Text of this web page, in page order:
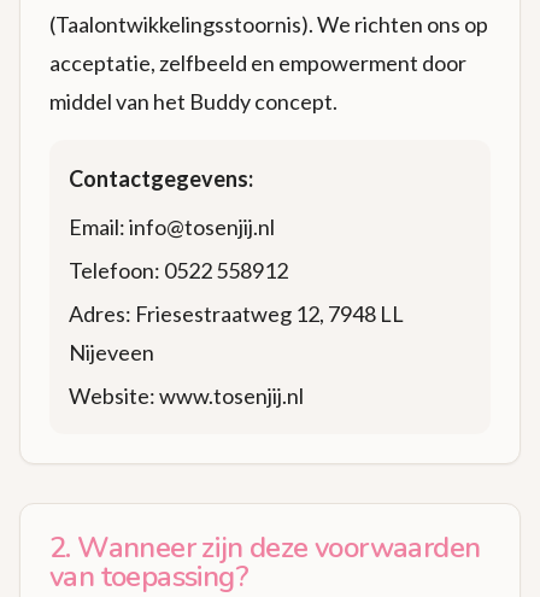
(Taalontwikkelingsstoornis). We richten ons op
acceptatie, zelfbeeld en empowerment door
middel van het Buddy concept.
Contactgegevens:
Email: info@tosenjij.nl
Telefoon: 0522 558912
Adres: Friesestraatweg 12, 7948 LL
Nijeveen
Website: www.tosenjij.nl
2. Wanneer zijn deze voorwaarden
van toepassing?